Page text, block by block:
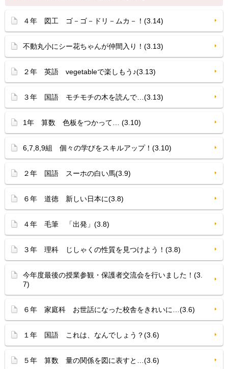
４年 図工 ゴ－ゴ－ドリ－ムカ－！(3.14)
不動丸小にシー花ちゃんが仲間入り！(3.13)
２年 英語 vegetableで楽しもう♪(3.13)
３年 国語 モチモチの木を読んで…(3.13)
1年 算数 色板をつかって… (3.10)
6,7,8,9組 個々の学びをスキルアップ！(3.10)
２年 国語 スーホの白い馬(3.9)
６年 道徳 新しい日本に(3.8)
４年 毛筆 「出発」(3.8)
３年 理科 じしゃくの性質を見つけよう！(3.8)
今年度最後の授業参観・保護者交流会を行いました！(3.
7)
６年 家庭科 お世話になった校舎をきれいに…(3.6)
１年 国語 これは、なんでしょう？(3.6)
５年 算数 量の関係を図に表すと…(3.6)